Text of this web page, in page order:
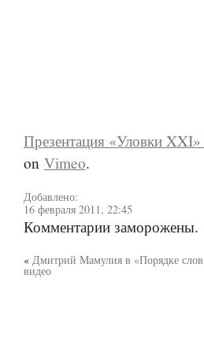
Презентация «Уловки XXI»
on Vimeo.
Добавлено:
16 февраля 2011, 22:45
Комментарии заморожены.
« Дмитрий Мамулия в «Порядке
видео